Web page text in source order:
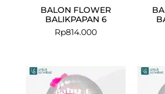
BALON FLOWER
BALIKPAPAN 6
Rp814.000